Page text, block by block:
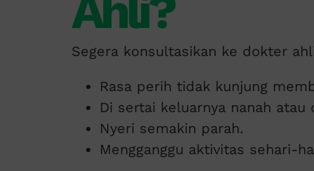
Segera konsultasikan ke dokter
Rasa perih tidak kunjung
Di sertai keluarnya nanah atau
Nyeri semakin parah.
Mengganggu aktivitas sehari-